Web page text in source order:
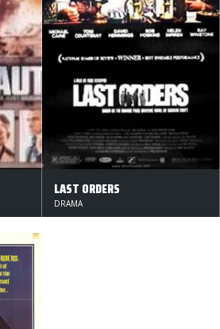
LAST ORDERS
DRAMA